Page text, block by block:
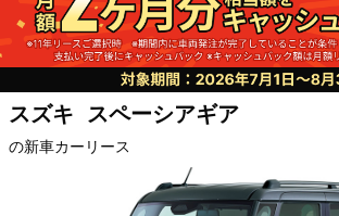
スズキ スペーシアギア
の新車カーリース